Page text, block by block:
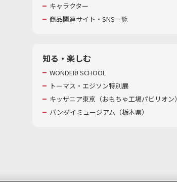
キャラクター
商品関連サイト・SNS一覧
知る・楽しむ
WONDER! SCHOOL
トーマス・エジソン特別展
キッザニア東京（おもちゃ工場パビリオン）​
バンダイミュージアム（栃木県）